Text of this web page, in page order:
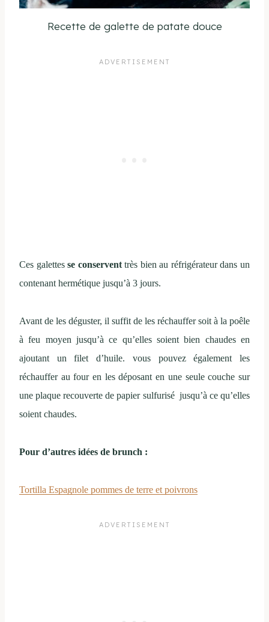
Recette de galette de patate douce
Ces galettesse conserventtrès bien au réfrigérateur dans un
contenant hermétique jusqu’à 3 jours.
Avant de les déguster, il suffit de les réchauffer soit à la poêle
à feu moyen jusqu’à ce qu’elles soient bien chaudes en
ajoutant un filet d’huile. vous pouvez également les
réchauffer au four en les déposant en une seule couche sur
une plaque recouverte de papier sulfurisé jusqu’à ce qu’elles
soient chaudes.
Pour d’autres idées de brunch :
Tortilla Espagnole pommes de terre et poivrons